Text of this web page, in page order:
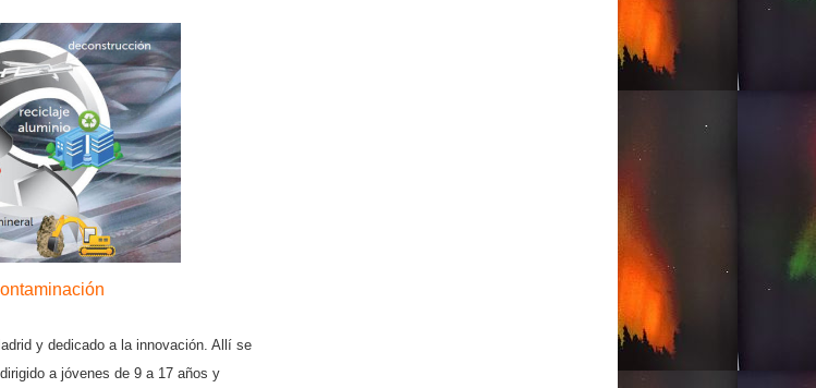
y dedicado a la innovación. Allí se
a jóvenes de 9 a 17 años y